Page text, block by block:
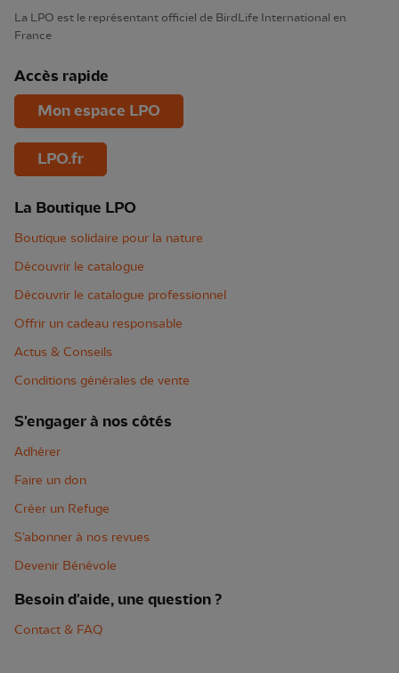
La LPO est le représentant officiel de BirdLife International en
France
Accès rapide
Mon espace LPO
LPO.fr
La Boutique LPO
Boutique solidaire pour la nature
Découvrir le catalogue
Découvrir le catalogue professionnel
Offrir un cadeau responsable
Actus & Conseils
Conditions générales de vente
S'engager à nos côtés
Adhérer
Faire un don
Créer un Refuge
S'abonner à nos revues
Devenir Bénévole
Besoin d'aide, une question ?
Contact & FAQ